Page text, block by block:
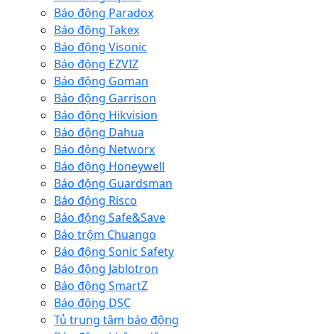
Báo động Paradox
Báo động Takex
Báo động Visonic
Báo động EZVIZ
Báo động Goman
Báo động Garrison
Báo động Hikvision
Báo động Dahua
Báo động Networx
Báo động Honeywell
Báo động Guardsman
Báo động Risco
Báo động Safe&Save
Báo trộm Chuango
Báo động Sonic Safety
Báo động Jablotron
Báo động SmartZ
Báo động DSC
Tủ trung tâm báo động